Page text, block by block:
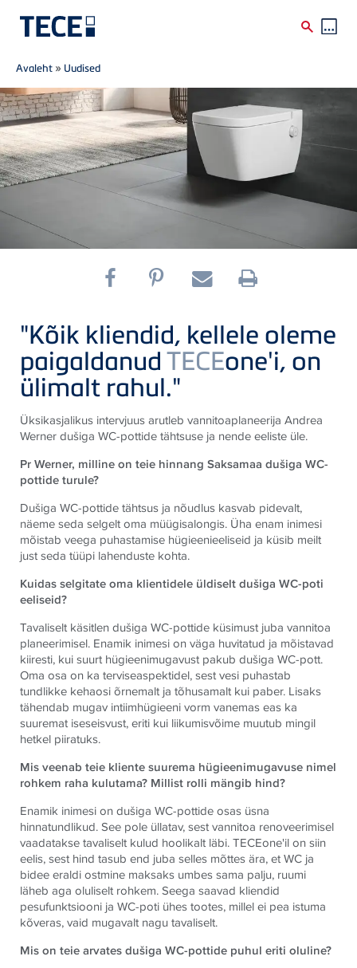
Skip to main content
Breadcrumb
Avaleht » Uudised
"Kõik kliendid, kellele oleme
paigaldanudTECEone'i, on
ülimalt rahul."
Üksikasjalikus intervjuus arutleb vannitoaplaneerija Andrea
Werner dušiga WC-pottide tähtsuse ja nende eeliste üle.
Pr Werner, milline on teie hinnang Saksamaa dušiga WC-
pottide turule?
Dušiga WC-pottide tähtsus ja nõudlus kasvab pidevalt,
näeme seda selgelt oma müügisalongis. Üha enam inimesi
mõistab veega puhastamise hügieenieeliseid ja küsib meilt
just seda tüüpi lahenduste kohta.
Kuidas selgitate oma klientidele üldiselt dušiga WC-poti
eeliseid?
Tavaliselt käsitlen dušiga WC-pottide küsimust juba vannitoa
planeerimisel. Enamik inimesi on väga huvitatud ja mõistavad
kiiresti, kui suurt hügieenimugavust pakub dušiga WC-pott.
Oma osa on ka terviseaspektidel, sest vesi puhastab
tundlikke kehaosi õrnemalt ja tõhusamalt kui paber. Lisaks
tähendab mugav intiimhügieeni vorm vanemas eas ka
suuremat iseseisvust, eriti kui liikumisvõime muutub mingil
hetkel piiratuks.
Mis veenab teie kliente suurema hügieenimugavuse nimel
rohkem raha kulutama? Millist rolli mängib hind?
Enamik inimesi on dušiga WC-pottide osas üsna
hinnatundlikud. See pole üllatav, sest vannitoa renoveerimisel
vaadatakse tavaliselt kulud hoolikalt läbi.TECEone'il on siin
eelis, sest hind tasub end juba selles mõttes ära, et WC ja
bidee eraldi ostmine maksaks umbes sama palju, ruumi
läheb aga oluliselt rohkem. Seega saavad kliendid
pesufunktsiooni ja WC-poti ühes tootes, millel ei pea istuma
kõveras, vaid mugavalt nagu tavaliselt.
Mis on teie arvates dušiga WC-pottide puhul eriti oluline?